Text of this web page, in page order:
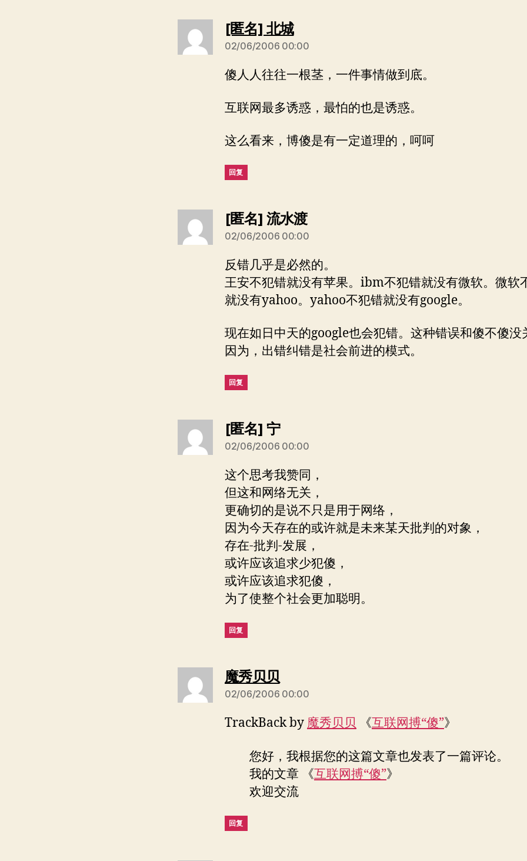
[匿名] 北城说：
02/06/2006 00:00
傻人人往往一根茎，一件事情做到底。
互联网最多诱惑，最怕的也是诱惑。
这么看来，博傻是有一定道理的，呵呵
回复
[匿名] 流水渡说：
02/06/2006 00:00
反错几乎是必然的。
王安不犯错就没有苹果。ibm不犯错就没有微软。微软
就没有yahoo。yahoo不犯错就没有google。
现在如日中天的google也会犯错。这种错误和傻不傻没
因为，出错纠错是社会前进的模式。
回复
[匿名] 宁说：
02/06/2006 00:00
这个思考我赞同，
但这和网络无关，
更确切的是说不只是用于网络，
因为今天存在的或许就是未来某天批判的对象，
存在-批判-发展，
或许应该追求少犯傻，
或许应该追求犯傻，
为了使整个社会更加聪明。
回复
魔秀贝贝
02/06/2006 00:00
TrackBack by 魔秀贝贝 《互联网搏“傻”》
您好，我根据您的这篇文章也发表了一篇评论。
我的文章 《互联网搏“傻”》
欢迎交流
回复